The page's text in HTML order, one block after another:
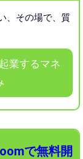
その場で、質
業するマネ
で無料開